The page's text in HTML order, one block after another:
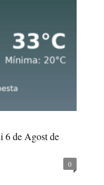
6 de Agost de
0